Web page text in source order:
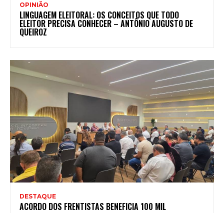
OPINIÃO
LINGUAGEM ELEITORAL: OS CONCEITOS QUE TODO
ELEITOR PRECISA CONHECER – ANTÔNIO AUGUSTO DE
QUEIROZ
DESTAQUE
ACORDO DOS FRENTISTAS BENEFICIA 100 MIL